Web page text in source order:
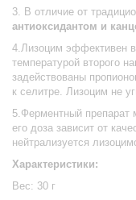
3. В отличие от
антиоксидантом и
4.Лизоцим эффективен
температурой второго
задействованы
к селитре. Лизоцим не
5.Ферментный препарат
его доза зависит от
нейтрализуется
Характеристики:
Вес: 30 г